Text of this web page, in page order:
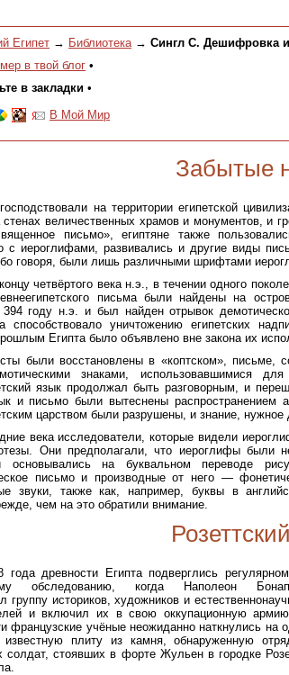
Египет → Библиотека→ Сингл С. Дешифровка
в твой блог •
в закладки •
В Мой Мир
Забытые
на территории египетской
величественных храмов и монументов, и
письмо», египтяне также
с иероглифами, развивались и другие виды
говоря, были лишь различными шрифтами
четвёртого века н.э., в течении одного
письма были найдены на
году н.э. и был найден отрывок
способствовало уничтожению египетских
Египта было объявлено вне закона их
были восстановлены в «коптском», письме,
знаками, использовавшимися
язык продолжал быть разговорным, и
и письмо были вытеснены распространением
царством были разрушены, и знание,
века исследователи, которые видели
Они предполагали, что иероглифы были
основывались на буквальном переводе
письмо и производные от него —
звуки, также как, например, буквы в
чем на это обратили внимание.
древности Египта подверглись
обследованию, когда Наполеон
группу историков, художников и
и включил их в свою оккупационную
французские учёные неожиданно наткнулись на
плиту из камня, обнаруженную
солдат, стоявших в форте Жульен в городке